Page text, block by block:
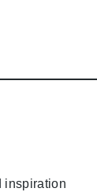
inspiration